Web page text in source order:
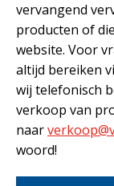
vervangend
producten of
website. Voor
altijd bereiken
wij telefonisch
verkoop van
naar
woord!